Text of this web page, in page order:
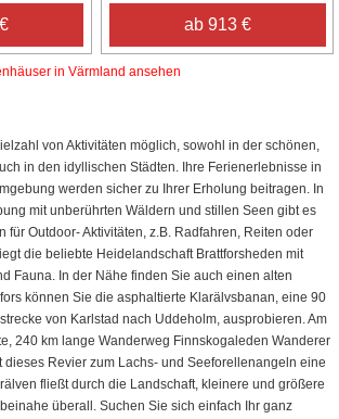
ab 913 €
in Värmland ansehen
von Aktivitäten möglich, sowohl in der schönen,
in den idyllischen Städten. Ihre Ferienerlebnisse in
werden sicher zu Ihrer Erholung beitragen. In
mit unberührten Wäldern und stillen Seen gibt es
für Outdoor- Aktivitäten, z.B. Radfahren, Reiten oder
die beliebte Heidelandschaft Brattforsheden mit
Fauna. In der Nähe finden Sie auch einen alten
können Sie die asphaltierte Klarälvsbanan, eine 90
von Karlstad nach Uddeholm, ausprobieren. Am
240 km lange Wanderweg Finnskogaleden Wanderer
dieses Revier zum Lachs- und Seeforellenangeln eine
fließt durch die Landschaft, kleinere und größere
überall. Suchen Sie sich einfach Ihr ganz